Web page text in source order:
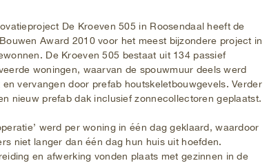
De Kroeven 505 in Roosendaal heeft de
Award 2010 voor het meest bijzondere project in
De Kroeven 505 bestaat uit 134 passief
woningen, waarvan de spouwmuur deels werd
en vervangen door prefab houtskeletbouwgevels. Verder
nieuw prefab dak inclusief zonnecollectoren geplaatst.
werd per woning in één dag geklaard, waardoor
niet langer dan één dag hun huis uit hoefden.
en afwerking vonden plaats met gezinnen in de